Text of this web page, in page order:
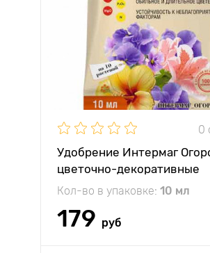
0
Удобрение Интермаг
цветочно-декоративные
культуры
Кол-во в упаковке: 10 мл
179 руб